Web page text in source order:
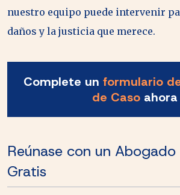
nuestro equipo puede intervenir
daños y la justicia que merece.
Complete un formulario
de Caso ahora
Reúnase con un
Gratis